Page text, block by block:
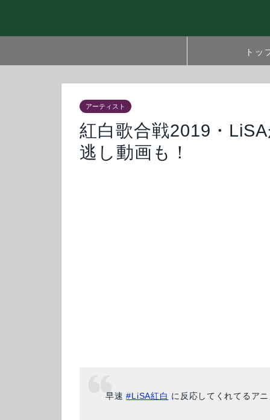
トッ
アーティスト
紅白歌合戦2019・
逃し動画も！
早速#LiSA紅白 に反応してくれてるア